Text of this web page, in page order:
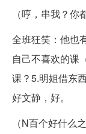
（哼，串我？你
全班狂笑：他也
自己不喜欢的课
课？5.明姐借东
好文静，好。
（N百个好什么